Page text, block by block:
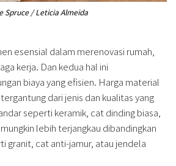
Spruce / Leticia Almeida
esensial dalam merenovasi rumah,
kerja. Dan kedua hal ini
biaya yang efisien. Harga material
dari jenis dan kualitas yang
seperti keramik, cat dinding biasa,
lebih terjangkau dibandingkan
granit, cat anti-jamur, atau jendela